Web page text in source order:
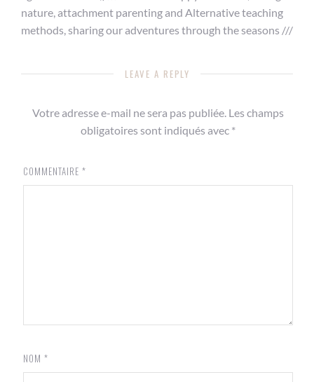
nature, attachment parenting and Alternative teaching
methods, sharing our adventures through the seasons ///
LEAVE A REPLY
Votre adresse e-mail ne sera pas publiée. Les champs
obligatoires sont indiqués avec *
COMMENTAIRE *
NOM *